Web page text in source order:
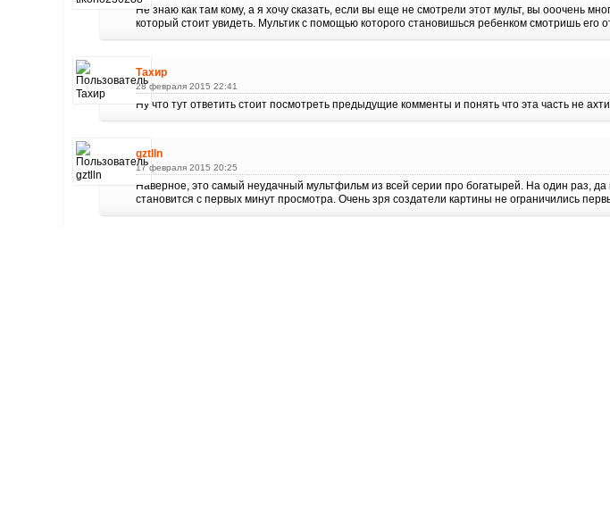
Не знаю как там кому, а я хочу сказать, если вы еще не смотрели этот мульт, вы ооочень
который стоит увидеть. Мультик с помощью которого становишься ребенком смотришь его
Тахир
28 февраля 2015 22:41
Ну что тут ответить стоит посмотреть предыдущие комменты и понять что эта часть не
gztlln
17 февраля 2015 20:25
Наверное, это самый неудачный мультфильм из всей серии про богатырей. На один раз, да
становится с первых минут просмотра. Очень зря создатели картины не ограничились